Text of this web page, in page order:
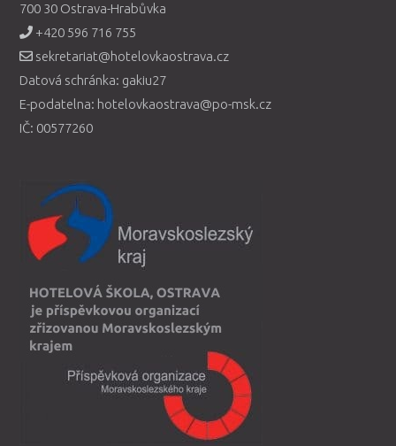
700 30 Ostrava-Hrabůvka
+420 596 716 755
sekretariat@hotelovkaostrava.cz
Datová schránka: gakiu27
E-podatelna: hotelovkaostrava@po-msk.cz
IČ: 00577260